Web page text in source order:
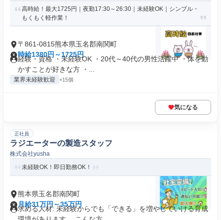
高時給！最大1725円｜夜勤17:30～26:30｜未経験OK｜シンプル・
もくもく軽作業！
〒861-0815熊本県玉名郡南関町
時給1380円～1725円
経験・資格 ・未経験OK ・20代～40代の男性活躍中 ・体を動
かすことが好きな方 ・...
業界未経験歓迎 +15個
気になる
正社員
ラジエーターの製造スタッフ
株式会社yusha
未経験OK！即日勤務OK！
熊本県玉名郡南関町
月給31万円～35万円
求める人材: 未経験からでも「できる」を増やしていける育成